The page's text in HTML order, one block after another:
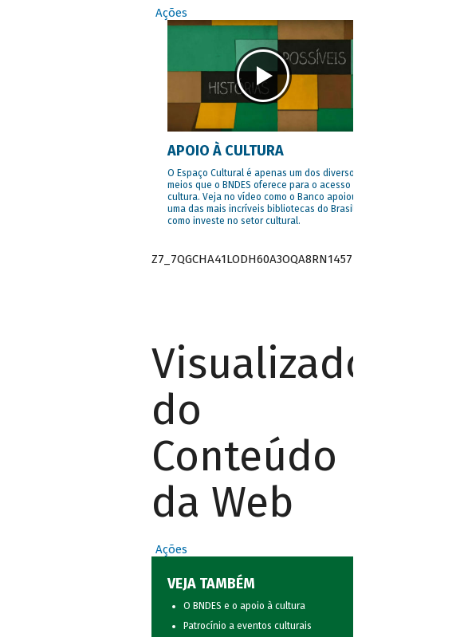
Ações
APOIO À CULTURA
O Espaço Cultural é apenas um dos diversos
meios que o BNDES oferece para o acesso à
cultura. Veja no vídeo como o Banco apoiou
uma das mais incríveis bibliotecas do Brasil e
como investe no setor cultural.
Z7_7QGCHA41LODH60A3OQA8RN1457
Visualizador
do
Conteúdo
da Web
Ações
VEJA TAMBÉM
O BNDES e o apoio à cultura
Patrocínio a eventos culturais